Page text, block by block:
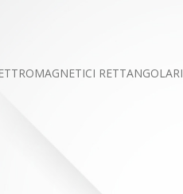
RETTANGOLARI